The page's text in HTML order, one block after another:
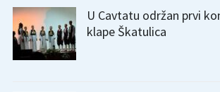
U Cavtatu održan prvi
klape Škatulica